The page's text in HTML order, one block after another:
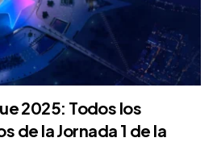
2025: Todos los
de la Jornada 1 de la